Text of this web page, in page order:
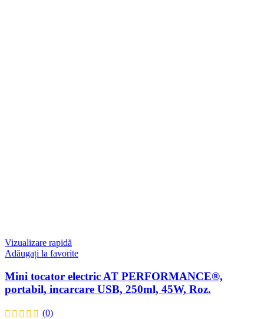
Vizualizare rapidă
Adăugați la favorite
Mini tocator electric AT PERFORMANCE®,
portabil, incarcare USB, 250ml, 45W, Roz.
(0)